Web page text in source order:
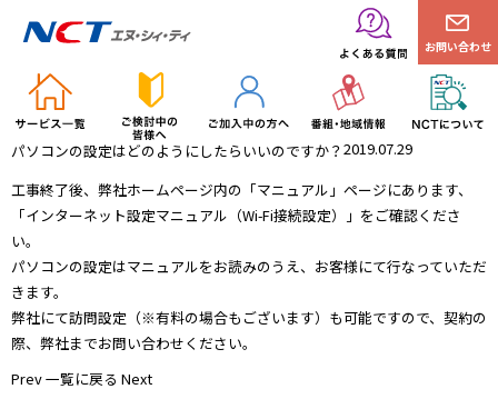
お問い合わせ
パソコンの設定はどのようにしたらいいのですか？ 2019.07.29
工事終了後、弊社ホームページ内の「マニュアル 」ページにあります、
「インターネット設定マニュアル（Wi-Fi接続設定）」をご確認くださ
い。
パソコンの設定はマニュアルをお読みのうえ、お客様にて行なっていただ
きます。
弊社にて訪問設定（※有料の場合もございます）も可能ですので、契約の
際、弊社までお問い合わせください。
Prev一覧に戻る Next